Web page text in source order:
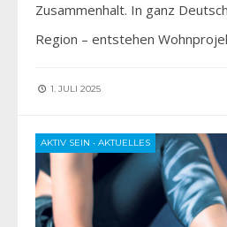
Zusammenhalt. In ganz
Region – entstehen
1. JULI 2025
AKTIV SEIN • AKTUELLES